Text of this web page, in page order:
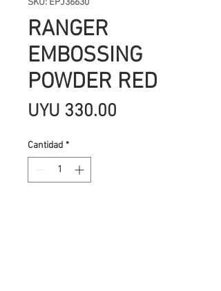
RANGER
EMBOSSING
POWDER RED
UYU 330.00
Cantidad *